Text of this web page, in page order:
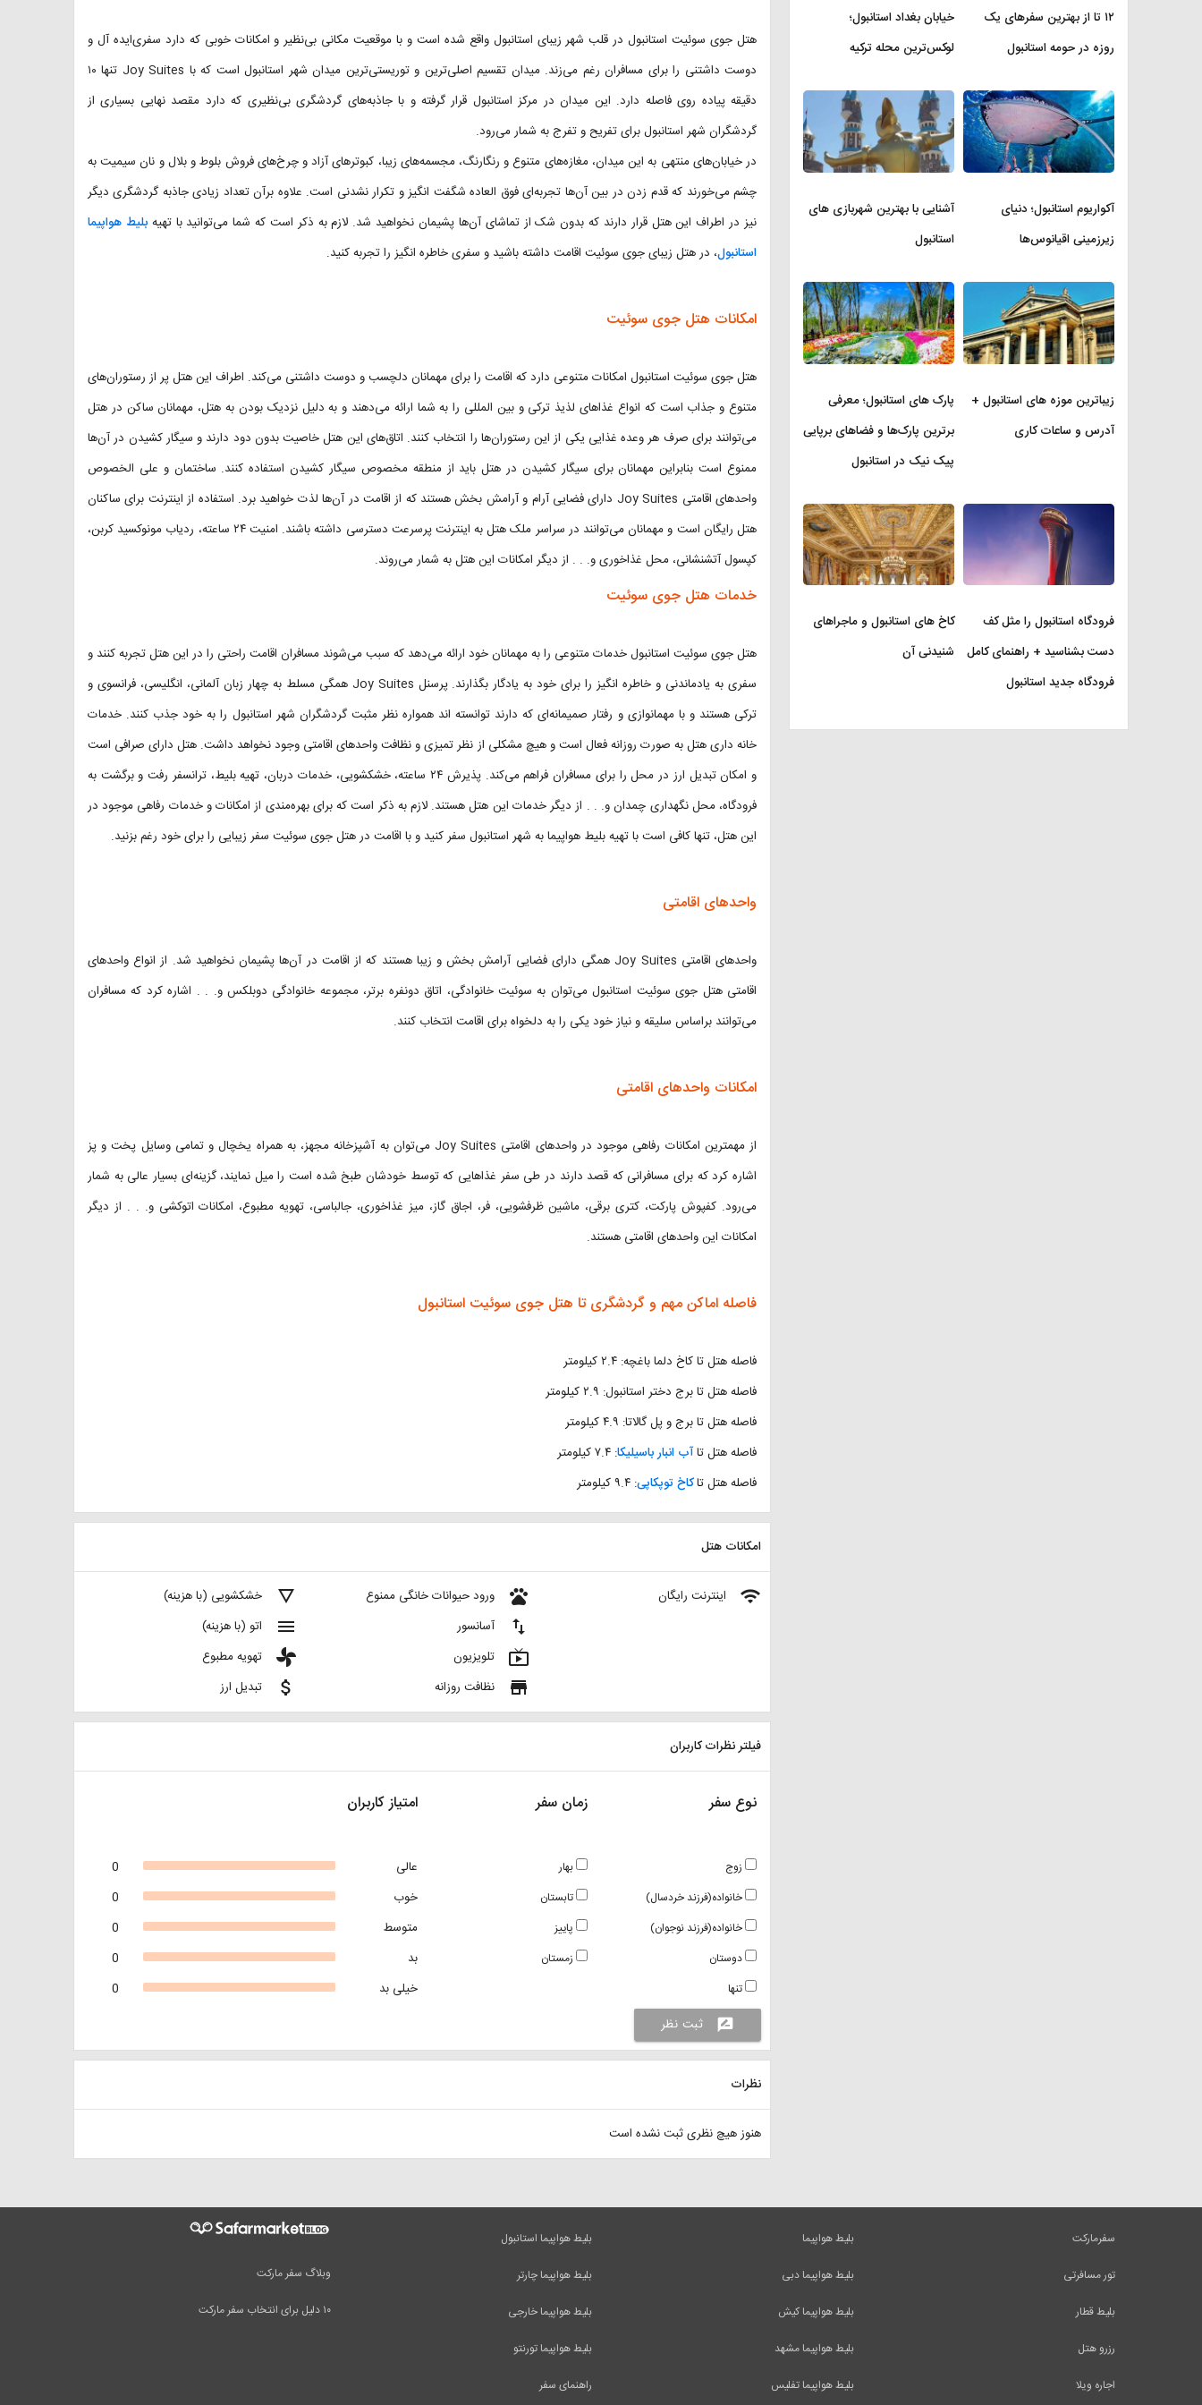
هتل جوی سوئیت استانبول در قلب شهر زیبای استانبول واقع شده است و با موقعیت مکانی بی‌نظیر و امکانات خوبی که دارد سفری‌ایده آل و
دوست داشتنی را برای مسافران رغم می‌زند. میدان تقسیم اصلی‌ترین و توریستی‌ترین میدان شهر استانبول است که با Joy Suites تنها ۱۰
دقیقه پیاده روی فاصله دارد. این میدان در مرکز استانبول قرار گرفته و با جاذبه‌های گردشگری بی‌نظیری که دارد مقصد نهایی بسیاری از
گردشگران شهر استانبول برای تفریح و تفرج به شمار می‌رود.
در خیابان‌های منتهی به این میدان، مغازه‌های متنوع و رنگارنگ، مجسمه‌های زیبا، کبوتر‌های آزاد و چرخ‌های فروش بلوط و بلال و نان سیمیت به
چشم می‌خورند که قدم زدن در بین آن‌ها تجربه‌ای فوق العاده شگفت انگیز و تکرار نشدنی است. علاوه برآن تعداد زیادی جاذبه گردشگری دیگر
نیز در اطراف این هتل قرار دارند که بدون شک از تماشای آن‌ها پشیمان نخواهید شد. لازم به ذکر است که شما می‌توانید با تهیه بلیط هواپیما
استانبول، در هتل زیبای جوی سوئیت اقامت داشته باشید و سفری خاطره انگیز را تجربه کنید.
امکانات هتل جوی سوئیت
هتل جوی سوئیت استانبول امکانات متنوعی دارد که اقامت را برای مهمانان دلچسب و دوست داشتنی می‌کند. اطراف این هتل پر از رستوران‌های
متنوع و جذاب است که انواع غذا‌های لذیذ ترکی و بین المللی را به شما ارائه می‌دهند و به دلیل نزدیک بودن به هتل، مهمانان ساکن در هتل
می‌توانند برای صرف هر وعده غذایی یکی از این رستوران‌ها را انتخاب کنند. اتاق‌های این هتل خاصیت بدون دود دارند و سیگار کشیدن در آن‌ها
ممنوع است بنابراین مهمانان برای سیگار کشیدن در هتل باید از منطقه مخصوص سیگار کشیدن استفاده کنند. ساختمان و علی الخصوص
واحد‌های اقامتی Joy Suites دارای فضایی آرام و آرامش بخش هستند که از اقامت در آن‌ها لذت خواهید برد. استفاده از اینترنت برای ساکنان
هتل رایگان است و مهمانان می‌توانند در سراسر ملک هتل به اینترنت پرسرعت دسترسی داشته باشند. امنیت ۲۴ ساعته، ردیاب مونوکسید کربن،
کپسول آتشنشانی، محل غذاخوری و. . . از دیگر امکانات این هتل به شمار ‌می‌روند.
خدمات هتل جوی سوئیت
هتل جوی سوئیت استانبول خدمات متنوعی را به مهمانان خود ارائه می‌دهد که سبب می‌شوند مسافران اقامت راحتی را در این هتل تجربه کنند و
سفری به یادماندنی و خاطره انگیز را برای خود به یادگار بگذارند. پرسنل Joy Suites همگی مسلط به چهار زبان آلمانی، انگلیسی، فرانسوی و
ترکی هستند و با مهمانوازی و رفتار صمیمانه‌ای که دارند توانسته اند همواره نظر مثبت گردشگران شهر استانبول را به خود جذب کنند. خدمات
خانه داری هتل به صورت روزانه فعال است و هیچ مشکلی از نظر تمیزی و نظافت واحد‌های اقامتی وجود نخواهد داشت. هتل دارای صرافی است
و امکان تبدیل ارز در محل را برای مسافران فراهم می‌کند. پذیرش ۲۴ ساعته، خشکشویی، خدمات دربان، تهیه بلیط، ‌ترانسفر رفت و برگشت به
فرودگاه، محل نگهداری چمدان و. . . از دیگر خدمات این هتل هستند. لازم به ذکر است که برای بهره‌مندی از امکانات و خدمات رفاهی موجود در
این هتل، تنها کافی است با تهیه بلیط هواپیما به شهر استانبول سفر کنید و با اقامت در هتل جوی سوئیت سفر زیبایی را برای خود رغم بزنید.
واحد‌های اقامتی
واحد‌های اقامتی Joy Suites همگی دارای فضایی آرامش بخش و زیبا هستند که از اقامت در آن‌ها پشیمان نخواهید شد. از انواع واحد‌های
اقامتی هتل جوی سوئیت استانبول می‌توان به سوئیت خانوادگی، اتاق دونفره برتر، مجموعه خانوادگی دوبلکس و. . . اشاره کرد که مسافران
می‌توانند براساس سلیقه و نیاز خود یکی را به دلخواه برای اقامت انتخاب کنند.
امکانات واحد‌های اقامتی
از مهمترین امکانات رفاهی موجود در واحد‌های اقامتی Joy Suites می‌توان به آشپزخانه مجهز، به همراه یخچال و تمامی وسایل پخت و پز
اشاره کرد که برای مسافرانی که قصد دارند در طی سفر غذا‌هایی که توسط خودشان طبخ شده است را میل نمایند، گزینه‌ای بسیار عالی به شمار
می‌رود. کفپوش پارکت، کتری برقی، ماشین ظرفشویی، فر، اجاق گاز، میز غذاخوری، جالباسی، تهویه مطبوع، امکانات اتوکشی و. . . از دیگر
امکانات این واحد‌های اقامتی هستند.
فاصله اماکن مهم و گردشگری تا هتل جوی سوئیت استانبول
فاصله هتل تا کاخ دلما باغچه: ۲.۴ کیلومتر
فاصله هتل تا برج دختر استانبول: ۲.۹ کیلومتر
فاصله هتل تا برج و پل گالاتا: ۴.۹ کیلومتر
فاصله هتل تاآب انبار باسیلیکا: ۷.۴ کیلومتر
فاصله هتل تاکاخ توپکاپی: ۹.۴ کیلومتر
امکانات هتل
details خشکشویی (با هزینه)
menu اتو (با هزینه)
toys تهویه مطبوع
attach_money تبدیل ارز
pets ورود حیوانات خانگی ممنوع
import_export آسانسور
live_tv تلویزیون
store نظافت روزانه
wifi اینترنت رایگان
فیلتر نظرات کاربران
امتیاز کاربران
0
عالی
0
خوب
0
متوسط
0
بد
0
خیلی بد
زمان سفر
بهار
تابستان
پاییز
زمستان
نوع سفر
زوج
خانواده(فرزند خردسال)
خانواده(فرزند نوجوان)
دوستان
تنها
rate_review
ثبت نظر
نظرات
هنوز هیچ نظری ثبت نشده است
۱۲ تا از بهترین سفرهای یک
روزه در حومه استانبول
خیابان بغداد استانبول؛
لوکس‌ترین محله ترکیه
آکواریوم استانبول؛ دنیای
زیرزمینی اقیانوس‌ها
آشنایی با بهترین شهربازی های
استانبول
زیباترین موزه‌ های استانبول +
آدرس و ساعات کاری
پارک های استانبول؛ معرفی
برترین پارک‌ها و فضاهای برپایی
پیک نیک در استانبول
فرودگاه استانبول را مثل کف
دست بشناسید + راهنمای کامل
فرودگاه جدید استانبول
کاخ های استانبول و ماجراهای
شنیدنی آن
وبلاگ سفر مارکت
۱۰ دلیل برای انتخاب سفر مارکت
بلیط هواپیما استانبول
بلیط هواپیما چارتر
بلیط هواپیما خارجی
بلیط هواپیما تورنتو
راهنمای سفر
بلیط هواپیما
بلیط هواپیما دبی
بلیط هواپیما کیش
بلیط هواپیما مشهد
بلیط هواپیما تفلیس
سفرمارکت
تور مسافرتی
بلیط قطار
رزرو هتل
اجاره ویلا